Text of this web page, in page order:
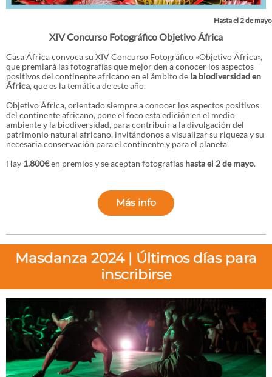
Hasta el 2 de mayo
XIV Concurso Fotográfico Objetivo África
Casa África convoca su XIV Concurso Fotográfico «Objetivo África»,
que premiará las fotografías que mejor den a conocer los aspectos
positivos del continente africano en el ámbito de la biodiversidad en
África, que es la temática de este año.
Objetivo África, orientado siempre a conocer los aspectos positivos
del continente africano, pone el foco esta edición en el medio
ambiente y la biodiversidad, para contribuir a la divulgación del
patrimonio natural africano, invitándonos a visualizar su riqueza y su
necesaria conservación para el continente y para el planeta.
Hay 1.800€en premios y se aceptan fotografías hasta el 2 de mayo.
Más info
Masdanza 2024 | Últimos días para
inscribirse